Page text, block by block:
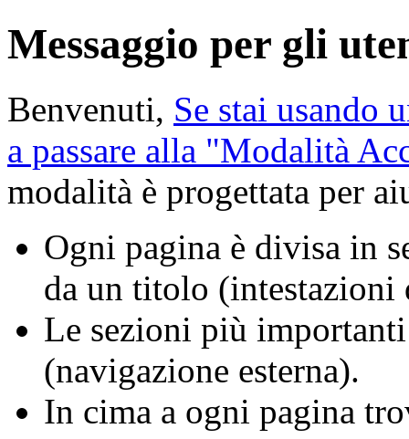
Messaggio per gli
Benvenuti, Se stai usando
a passare alla "Modalità
modalità è progettata per
Ogni pagina è divisa in
da un titolo (intestazioni
Le sezioni più
(navigazione esterna).
In cima a ogni pagina